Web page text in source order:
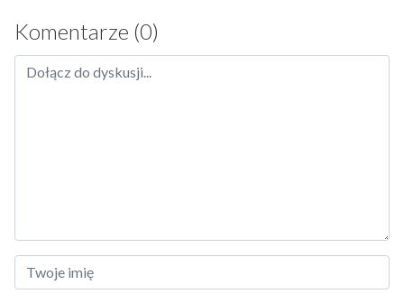
Komentarze (0)